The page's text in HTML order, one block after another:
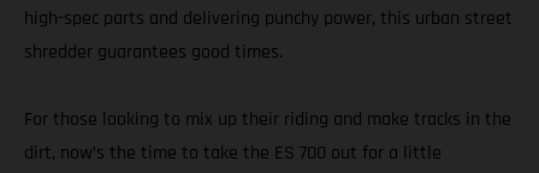
high-spec parts and delivering punchy power, this urban street
shredder guarantees good times.
For those looking to mix up their riding and make tracks in the
dirt, now’s the time to take the ES 700 out for a little